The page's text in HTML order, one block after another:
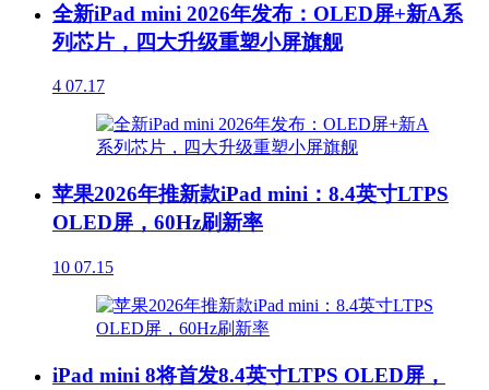
全新iPad mini 2026年发布：OLED屏+新A系
列芯片，四大升级重塑小屏旗舰
4 07.17
苹果2026年推新款iPad mini：8.4英寸LTPS
OLED屏，60Hz刷新率
10 07.15
iPad mini 8将首发8.4英寸LTPS OLED屏，